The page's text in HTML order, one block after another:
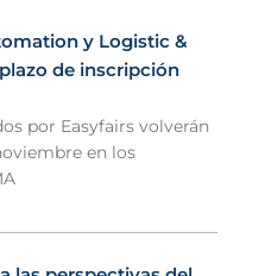
y Logistic &
de inscripción
por Easyfairs volverán
en los